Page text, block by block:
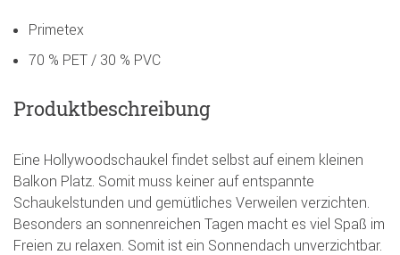
Primetex
70 % PET / 30 % PVC
Produktbeschreibung
Eine Hollywoodschaukel findet selbst auf einem kleinen
Balkon Platz. Somit muss keiner auf entspannte
Schaukelstunden und gemütliches Verweilen verzichten.
Besonders an sonnenreichen Tagen macht es viel Spaß im
Freien zu relaxen. Somit ist ein Sonnendach unverzichtbar.